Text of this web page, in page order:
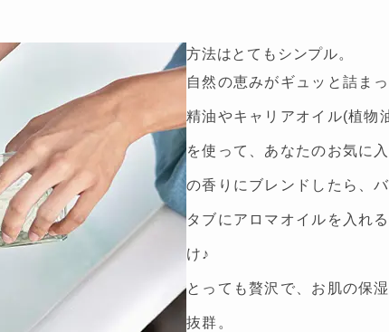
方法はとてもシンプル。
自然の恵みがギュッと詰ま
精油やキャリアオイル(植物
を使って、あなたのお気に入
の香りにブレンドしたら、
タブにアロマオイルを入れ
け♪
とっても贅沢で、お肌の保
抜群。